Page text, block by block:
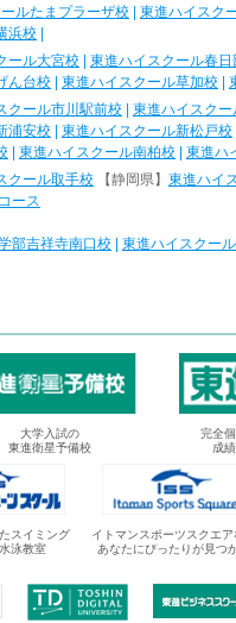
ルたまプラーザ校 | 東進ハイスク
浜校 |
ール大宮校 | 東進ハイスクール春日
ん台校 | 東進ハイスクール草加校 |
クール市川駅前校 | 東進ハイスク
浦安校 | 東進ハイスクール新松戸校
| 東進ハイスクール南柏校 | 東進ハ
クール取手校
【静岡県】 東進ハイ
ース
部吉祥寺南口校 | 東進ハイスクー
大学入試の
東進衛星予備校
完全
成
スイミング
泳教室
イトマンスポーツスクエア
あなたにぴったりが見つ